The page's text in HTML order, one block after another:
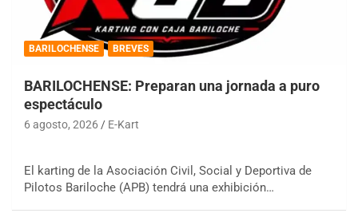
BARILOCHENSE BREVES
BARILOCHENSE: Preparan una jornada a puro
espectáculo
6 agosto, 2026 E-Kart
El karting de la Asociación Civil, Social y Deportiva de
Pilotos Bariloche (APB) tendrá una exhibición…